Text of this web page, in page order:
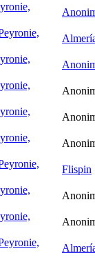
Flispin